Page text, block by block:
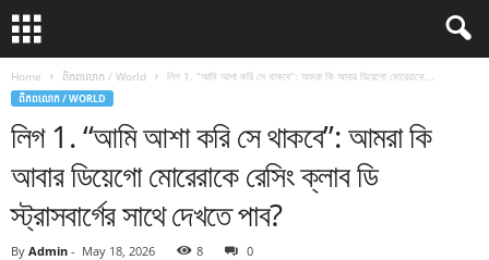
Home ពិភពលោក / World লিগ 1. “আমি আশা করি সে থাকবে”: আমরা কি আবার ডিয়েগো মোরেরাকে...
ពិភពលោក / WORLD
লিগ 1. “আমি আশা করি সে থাকবে”: আমরা কি
আবার ডিয়েগো মোরেরাকে রেসিং ক্লাব ডি
স্ট্রাসবার্গের সাথে দেখতে পাব?
By Admin - May 18, 2026 8 0